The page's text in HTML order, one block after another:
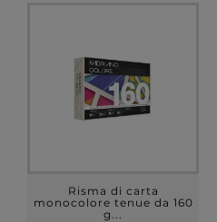
Risma di carta
monocolore tenue da 160
g...